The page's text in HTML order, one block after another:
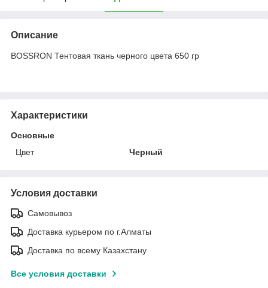
Описание
BOSSRON Тентовая ткань черного цвета 650 гр
Характеристики
Основные
Цвет
Черный
Условия доставки
Самовывоз
Доставка курьером по г.Алматы
Доставка по всему Казахстану
Все условия доставки